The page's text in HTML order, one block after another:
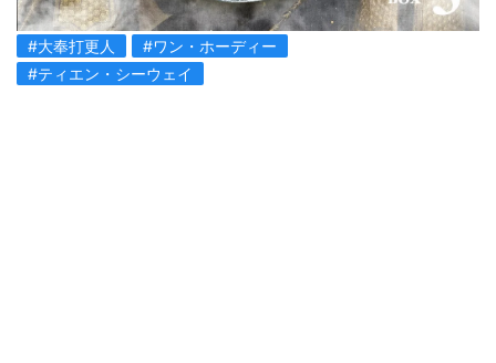
#大奉打更人
#ワン・ホーディー
#ティエン・シーウェイ